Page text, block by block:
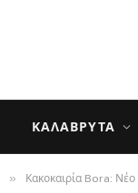
ΚΑΛΆΒΡΥΤΑ
» Κακοκαιρία Bora: